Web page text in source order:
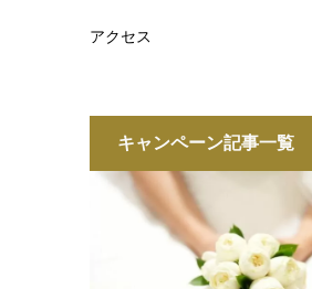
アクセス
キャンペーン記事一覧